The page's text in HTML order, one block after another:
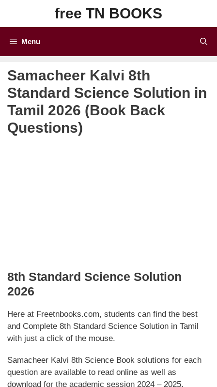
content
free TN BOOKS
Menu
Samacheer Kalvi 8th
Standard Science Solution in
Tamil 2026 (Book Back
Questions)
8th Standard Science Solution
2026
Here at Freetnbooks.com, students can find the best
and Complete 8th Standard Science Solution in Tamil
with just a click of the mouse.
Samacheer Kalvi 8th Science Book solutions for each
question are available to read online as well as
download for the academic session 2024 – 2025.